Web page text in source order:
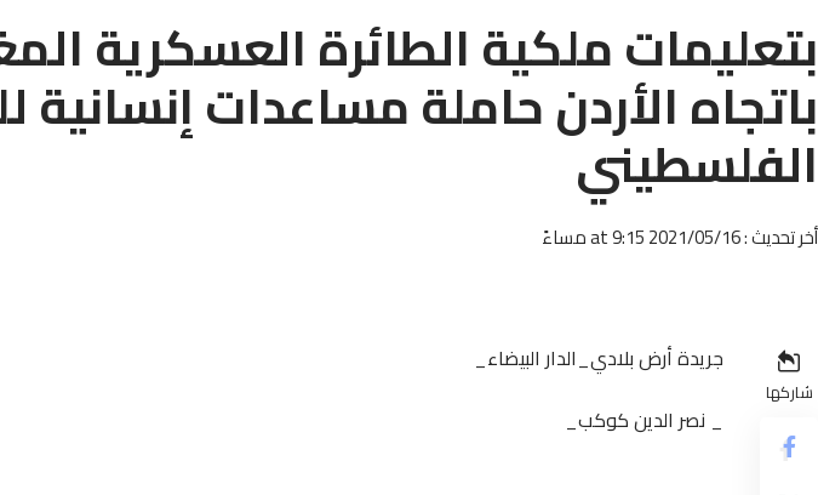
بتعليمات ملكية الطائرة العسكرية
باتجاه الأردن حاملة مساعدات
الفلسطيني
أخر تحديث : 2021/05/16 at 9:15 مساءً
شاركها
جريدة أرض بلادي_الدار البيضاء_
_ نصر الدين كوكب_